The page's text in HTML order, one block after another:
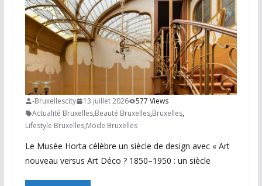
-Bruxellescity 13 juillet 2026
577 Views
Actualité Bruxelles,Beauté Bruxelles,Bruxelles,
Lifestyle Bruxelles,Mode Bruxelles
Le Musée Horta célèbre un siècle de design avec « Art
nouveau versus Art Déco ? 1850–1950 : un siècle